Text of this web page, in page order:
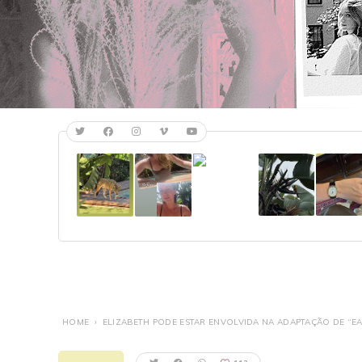
HOME › ELIZABETH PODE ESTAR ENVOLVIDA NA ADAPTAÇÃO DE